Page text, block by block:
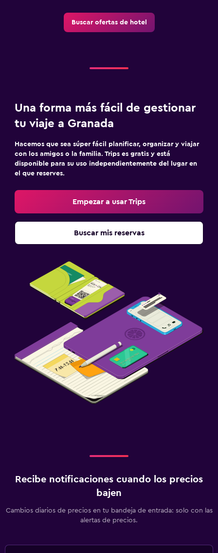
Buscar ofertas de hotel
Una forma más fácil de gestionar
tu viaje a Granada
Hacemos que sea súper fácil planificar, organizar y viajar
con los amigos o la familia. Trips es gratis y está
disponible para su uso independientemente del lugar en
el que reserves.
Empezar a usar Trips
Buscar mis reservas
Recibe notificaciones cuando los precios
bajen
Cambios diarios de precios en tu bandeja de entrada: solo con las
alertas de precios.